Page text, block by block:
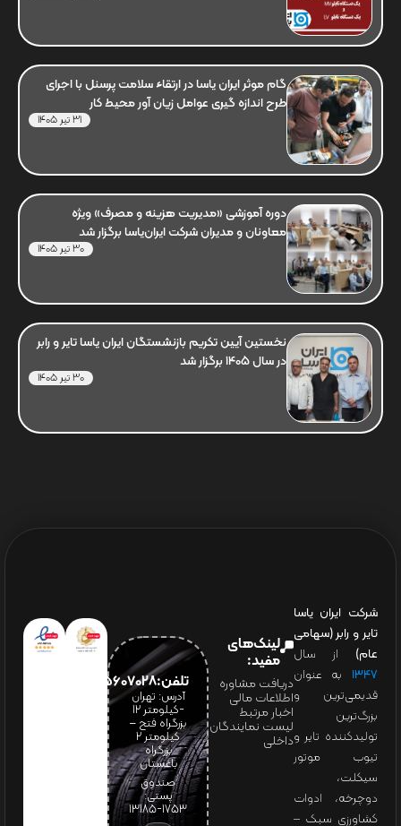
گام موثر ایران یاسا در ارتقاء سلامت پرسنل با اجرای
طرح اندازه گیری عوامل زیان آور محیط کار
31 تیر 1405
دوره آموزشی «مدیریت هزینه و مصرف» ویژه
معاونان و مدیران شرکت ایران‌یاسا برگزار شد
30 تیر 1405
نخستین آیین تکریم بازنشستگان ایران یاسا تایر و رابر
در سال 1405 برگزار شد
30 تیر 1405
شرکت ایران یاسا
تایر و رابر (سهامی
عام) از سال
۱۳۴۷ به عنوان
قدیمی‌ترین و
بزرگ‌ترین
تولیدکننده تایر و
تیوب موتور
سیکلت،
دوچرخه، ادوات
کشاورزی سبک –
لینک‌های
مفید:
دریافت مشاوره
اطلاعات مالی
اخبار مرتبط
لیست نمایندگان
داخلی
تلفن:65607028(021)
آدرس: تهران
-کیلومتر 12
بزرگراه فتح –
کیلومتر ۲
بزرگراه
باغستان
صندوق
پستی:
1753-13185